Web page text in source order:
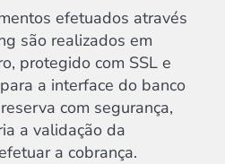
efetuados através
são realizados em
protegido com SSL e
a interface do banco
com segurança,
a validação da
a cobrança.